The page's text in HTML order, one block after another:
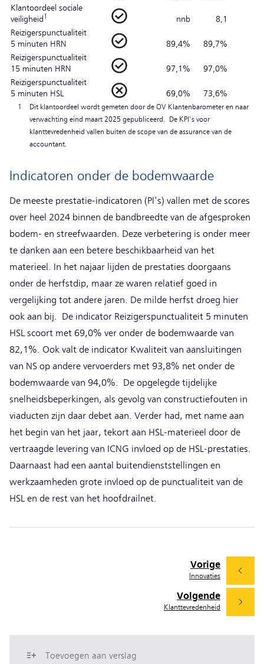
Klantoordeel sociale
veiligheid1 nnb
8,1
Reizigerspunctualiteit
5 minuten HRN
89,4%
89,7%
Reizigerspunctualiteit
15 minuten HRN
97,1%
97,0%
Reizigerspunctualiteit
5 minuten HSL
69,0% 73,6%
1
Dit klantoordeel wordt gemeten door de OV Klantenbarometer en naar
verwachting eind maart 2025 gepubliceerd. De KPI's voor
klanttevredenheid vallen buiten de scope van de assurance van de
accountant.
Indicatoren onder de bodemwaarde
De meeste prestatie-indicatoren (PI's) vallen met de scores
over heel 2024 binnen de bandbreedte van de afgesproken
bodem- en streefwaarden. Deze verbetering is onder meer
te danken aan een betere beschikbaarheid van het
materieel. In het najaar lijden de prestaties doorgaans
onder de herfstdip, maar ze waren relatief goed in
vergelijking tot andere jaren. De milde herfst droeg hier
ook aan bij. De indicator Reizigerspunctualiteit 5 minuten
HSL scoort met 69,0% ver onder de bodemwaarde van
82,1%. Ook valt de indicator Kwaliteit van aansluitingen
van NS op andere vervoerders met 93,8% net onder de
bodemwaarde van 94,0%. De opgelegde tijdelijke
snelheidsbeperkingen, als gevolg van constructiefouten in
viaducten zijn daar debet aan. Verder had, met name aan
het begin van het jaar, tekort aan HSL-materieel door de
vertraagde levering van ICNG invloed op de HSL-prestaties.
Daarnaast had een aantal buitendienststellingen en
werkzaamheden grote invloed op de punctualiteit van de
HSL en de rest van het hoofdrailnet.
Volgende
Klanttevredenheid
Vorige
Innovaties
Toevoegen aan verslag